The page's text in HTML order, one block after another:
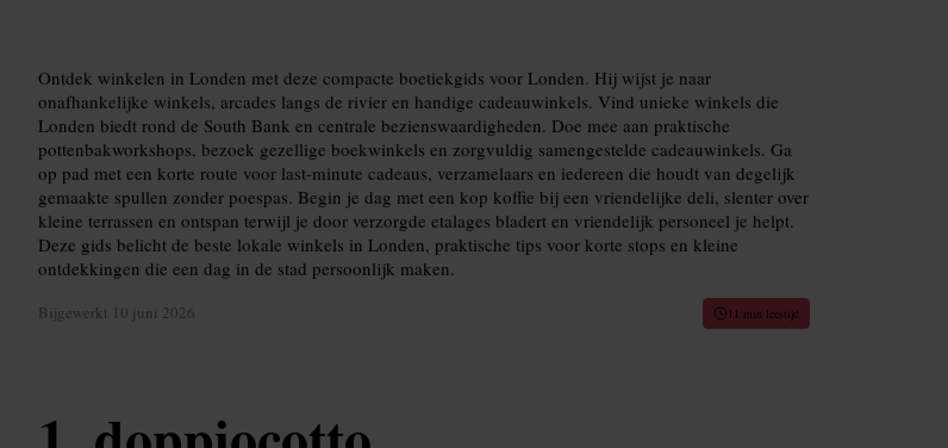
Ontdek winkelen in Londen met deze compacte boetiekgids voor Londen. Hij wijst je naar
onafhankelijke winkels, arcades langs de rivier en handige cadeauwinkels. Vind unieke winkels die
Londen biedt rond de South Bank en centrale bezienswaardigheden. Doe mee aan praktische
pottenbakworkshops, bezoek gezellige boekwinkels en zorgvuldig samengestelde cadeauwinkels. Ga
op pad met een korte route voor last-minute cadeaus, verzamelaars en iedereen die houdt van degelijk
gemaakte spullen zonder poespas. Begin je dag met een kop koffie bij een vriendelijke deli, slenter over
kleine terrassen en ontspan terwijl je door verzorgde etalages bladert en vriendelijk personeel je helpt.
Deze gids belicht de beste lokale winkels in Londen, praktische tips voor korte stops en kleine
ontdekkingen die een dag in de stad persoonlijk maken.
Bijgewerkt 10 juni 2026 11 min leestijd